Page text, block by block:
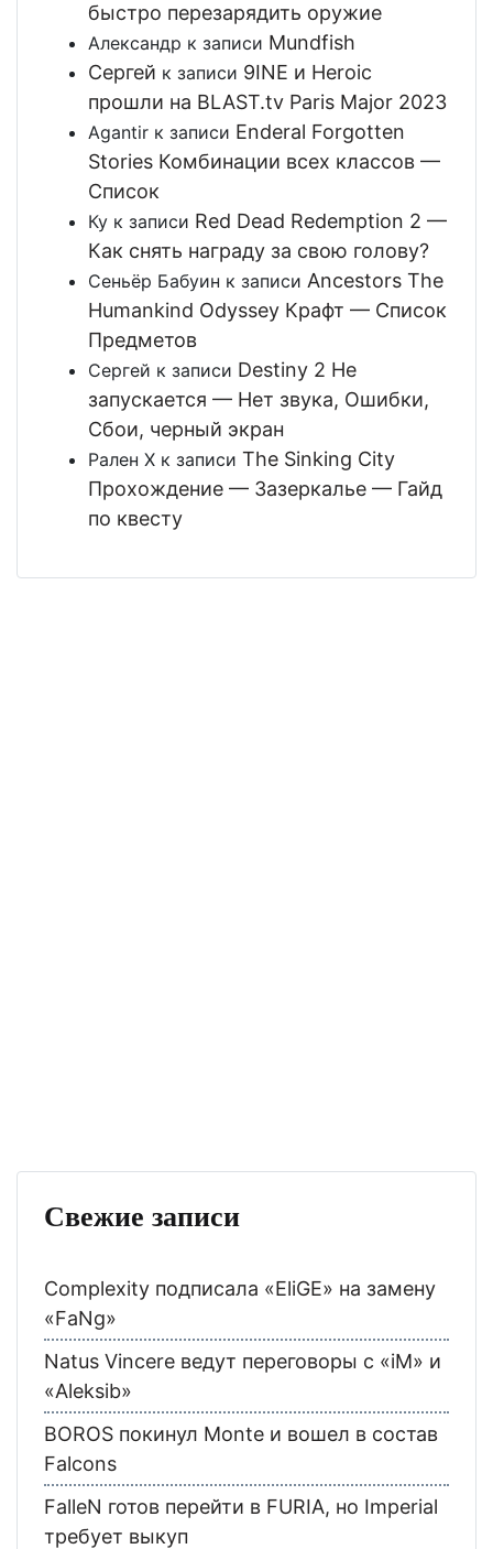
быстро перезарядить оружие
Александр к записи Mundfish
Сергей к записи 9INE и Heroic
прошли на BLAST.tv Paris Major 2023
Agantir к записи Enderal Forgotten
Stories Комбинации всех классов —
Список
Ку к записи Red Dead Redemption 2 —
Как снять награду за свою голову?
Сеньёр Бабуин к записи Ancestors The
Humankind Odyssey Крафт — Список
Предметов
Сергей к записи Destiny 2 Не
запускается — Нет звука, Ошибки,
Сбои, черный экран
Рален Х к записи The Sinking City
Прохождение — Зазеркалье — Гайд
по квесту
Свежие записи
Complexity подписала «EliGE» на замену
«FaNg»
Natus Vincere ведут переговоры с «iM» и
«Aleksib»
BOROS покинул Monte и вошел в состав
Falcons
FalleN готов перейти в FURIA, но Imperial
требует выкуп